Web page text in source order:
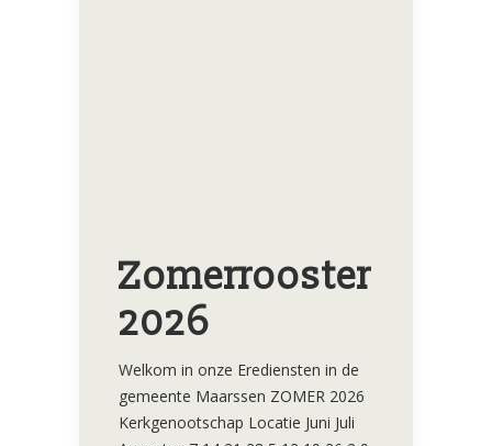
Zomerrooster
2026
Welkom in onze Erediensten in de
gemeente Maarssen ZOMER 2026
Kerkgenootschap Locatie Juni Juli